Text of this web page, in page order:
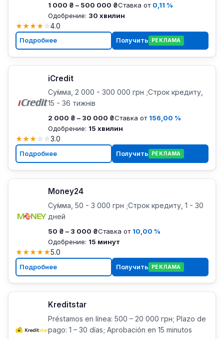
1 000 ₴ – 500 000 ₴Ставка от 0,11 %
Одобрение: 30 хвилин
★★★★☆4.0
Подробнее Получить РЕКЛАМА
iCredit
Су́мма, 2 000 - 300 000 грн ;Строк кредиту,
15 - 36 тижнiв
2 000 ₴ – 30 000 ₴Ставка от 156,00 %
Одобрение: 15 хвилин
★★★☆ ☆3.0
Подробнее Получить РЕКЛАМА
Money24
Су́мма, 50 - 3 000 грн ;Строк кредиту, 1 - 30
дней
50 ₴ – 3 000 ₴Ставка от 10,00 %
Одобрение: 15 минут
★★★★★5.0
Подробнее Получить РЕКЛАМА
Kreditstar
Préstamos en línea: 500 – 20 000 грн; Plazo de
pago: 1 – 30 días; Aprobación en 15 minutos